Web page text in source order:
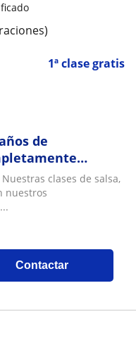
1ª clase gratis
de
clases de salsa,
nuestros
Contactar